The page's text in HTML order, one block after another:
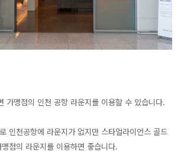
가맹점의 인천 공항 라운지를 이용할 수 있습니다.
인천공항에 라운지가 없지만 스타얼라이언스 골드
점의 라운지를 이용하면 좋습니다.